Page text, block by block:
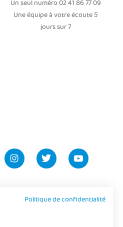
Un seul numéro 02 41 86 77 09
Une équipe à votre écoute 5
jours sur 7
Politique de confidentialité